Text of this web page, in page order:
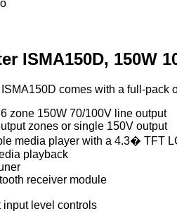
ISMA150D, 150W
comes with a full-pack
zone 150W 70/100V line output
zones or single 150V output
media player with a 4.3� TFT
playback
receiver module
input level controls